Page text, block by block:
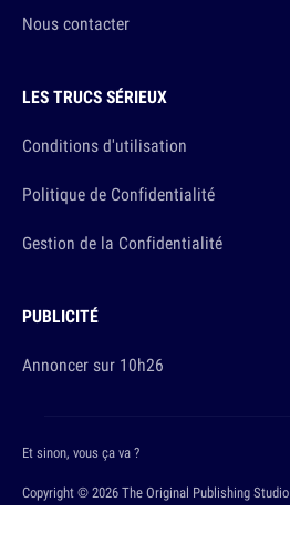
Nous contacter
LES TRUCS SÉRIEUX
Conditions d'utilisation
Politique de Confidentialité
Gestion de la Confidentialité
PUBLICITÉ
Annoncer sur 10h26
Copyright © 2026 The Original Publishing Studio
Et sinon, vous ça va ?